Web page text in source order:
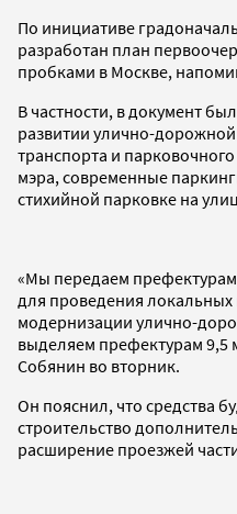
По инициативе
разработан план
пробками в Москве,
В частности, в документ
развитии улично-
транспорта и
мэра, современные
стихийной парковке на
«Мы передаем
для проведения
модернизации улично-
выделяем префектурам 9,5
Собянин во вторник.
Он пояснил, что средства
строительство
расширение проезжей